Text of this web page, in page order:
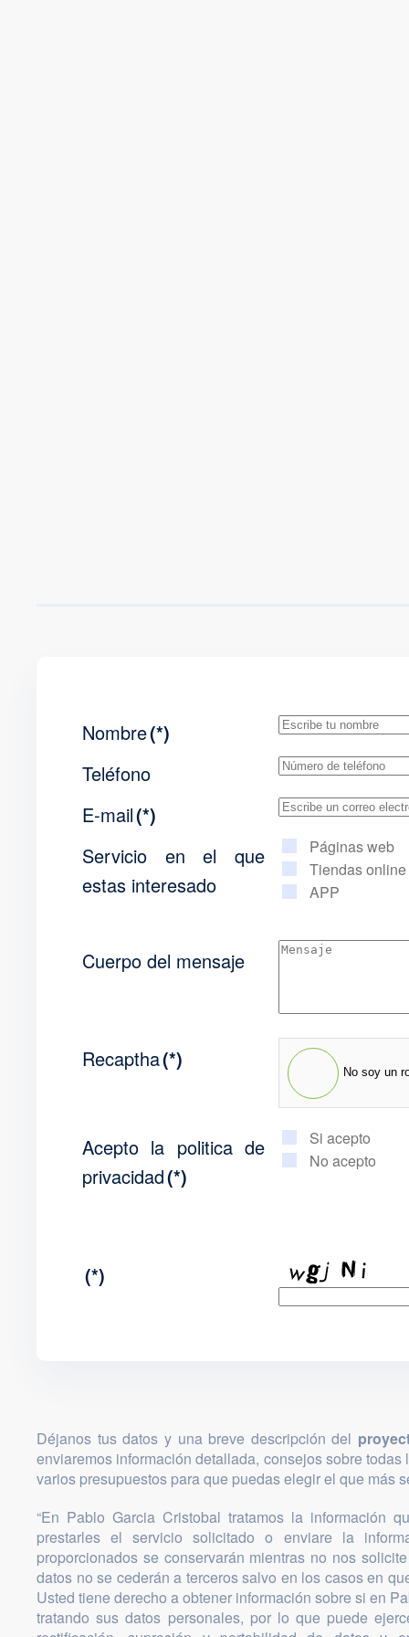
Nombre(*)
Teléfono
E-mail(*)
Servicio en el que
estas interesado
Páginas web
Tiendas online
APP
Cuerpo del mensaje
Recaptha(*)
No soy un
Acepto la politica de
privacidad(*)
Si acepto
No acepto
(*)
Déjanos tus datos y una breve descripción del
enviaremos información detallada, consejos sobre
varios presupuestos para que puedas elegir el que más
“En Pablo Garcia Cristobal tratamos la información
prestarles el servicio solicitado o enviare la
proporcionados se conservarán mientras no nos
datos no se cederán a terceros salvo en los casos en
Usted tiene derecho a obtener información sobre si en
tratando sus datos personales, por lo que puede